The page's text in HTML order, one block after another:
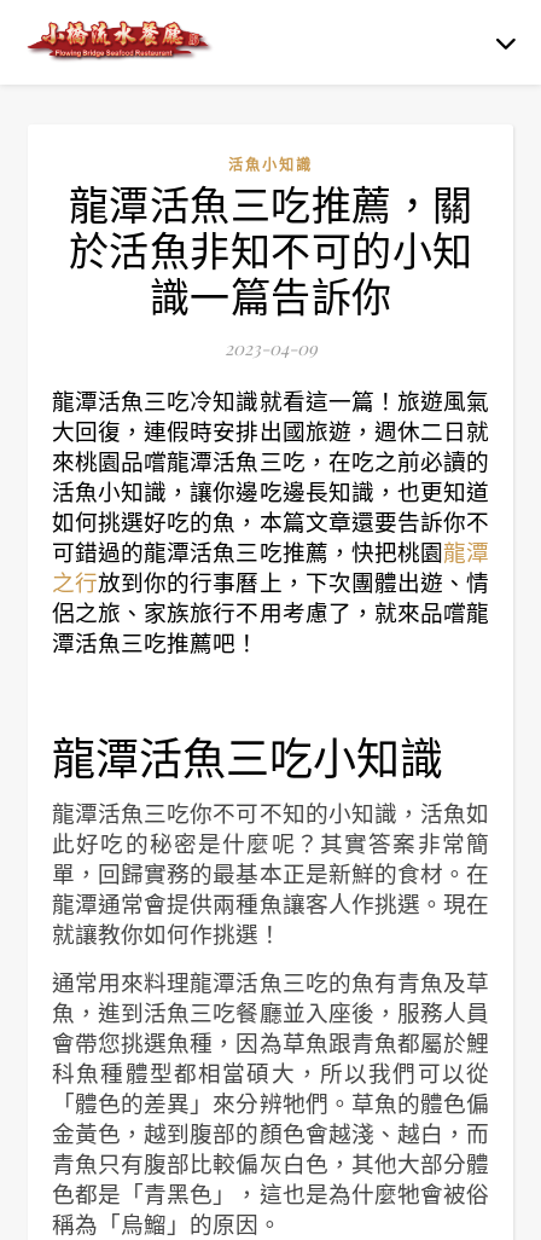
活魚小知識
龍潭活魚三吃推薦，關
於活魚非知不可的小知
識一篇告訴你
2023-04-09
龍潭活魚三吃冷知識就看這一篇！旅遊風氣
大回復，連假時安排出國旅遊，週休二日就
來桃園品嚐龍潭活魚三吃，在吃之前必讀的
活魚小知識，讓你邊吃邊長知識，也更知道
如何挑選好吃的魚，本篇文章還要告訴你不
可錯過的龍潭活魚三吃推薦，快把桃園龍潭
之行放到你的行事曆上，下次團體出遊、情
侶之旅、家族旅行不用考慮了，就來品嚐龍
潭活魚三吃推薦吧！
龍潭活魚三吃小知識
龍潭活魚三吃你不可不知的小知識，活魚如
此好吃的秘密是什麼呢？其實答案非常簡
單，回歸實務的最基本正是新鮮的食材。在
龍潭通常會提供兩種魚讓客人作挑選。現在
就讓教你如何作挑選！
通常用來料理龍潭活魚三吃的魚有青魚及草
魚，進到活魚三吃餐廳並入座後，服務人員
會帶您挑選魚種，因為草魚跟青魚都屬於鯉
科魚種體型都相當碩大，所以我們可以從
「體色的差異」來分辨牠們。草魚的體色偏
金黃色，越到腹部的顏色會越淺、越白，而
青魚只有腹部比較偏灰白色，其他大部分體
色都是「青黑色」，這也是為什麼牠會被俗
稱為「烏鰡」的原因。